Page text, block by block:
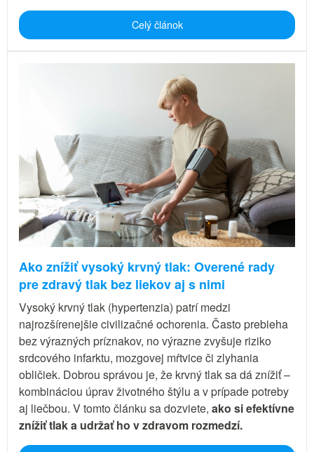
Celý článok
Ako znížiť vysoký krvný tlak: Overené rady
pre zdravý tlak bez liekov aj s nimi
Vysoký krvný tlak (hypertenzia) patrí medzi
najrozšírenejšie civilizačné ochorenia. Často prebieha
bez výrazných príznakov, no výrazne zvyšuje riziko
srdcového infarktu, mozgovej mŕtvice či zlyhania
obličiek. Dobrou správou je, že krvný tlak sa dá znížiť –
kombináciou úprav životného štýlu a v prípade potreby
aj liečbou. V tomto článku sa dozviete, ako si efektívne
znížiť tlak a udržať ho v zdravom rozmedzí.